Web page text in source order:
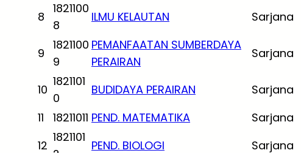
8
1821100
8
ILMU KELAUTAN Sarjana
9
1821100
9
PEMANFAATAN SUMBERDAYA
PERAIRAN
Sarjana
10
1821101
0
BUDIDAYA PERAIRAN Sarjana
11
18211011 PEND. MATEMATIKA Sarjana
12
1821101
PEND. BIOLOGI Sarjana